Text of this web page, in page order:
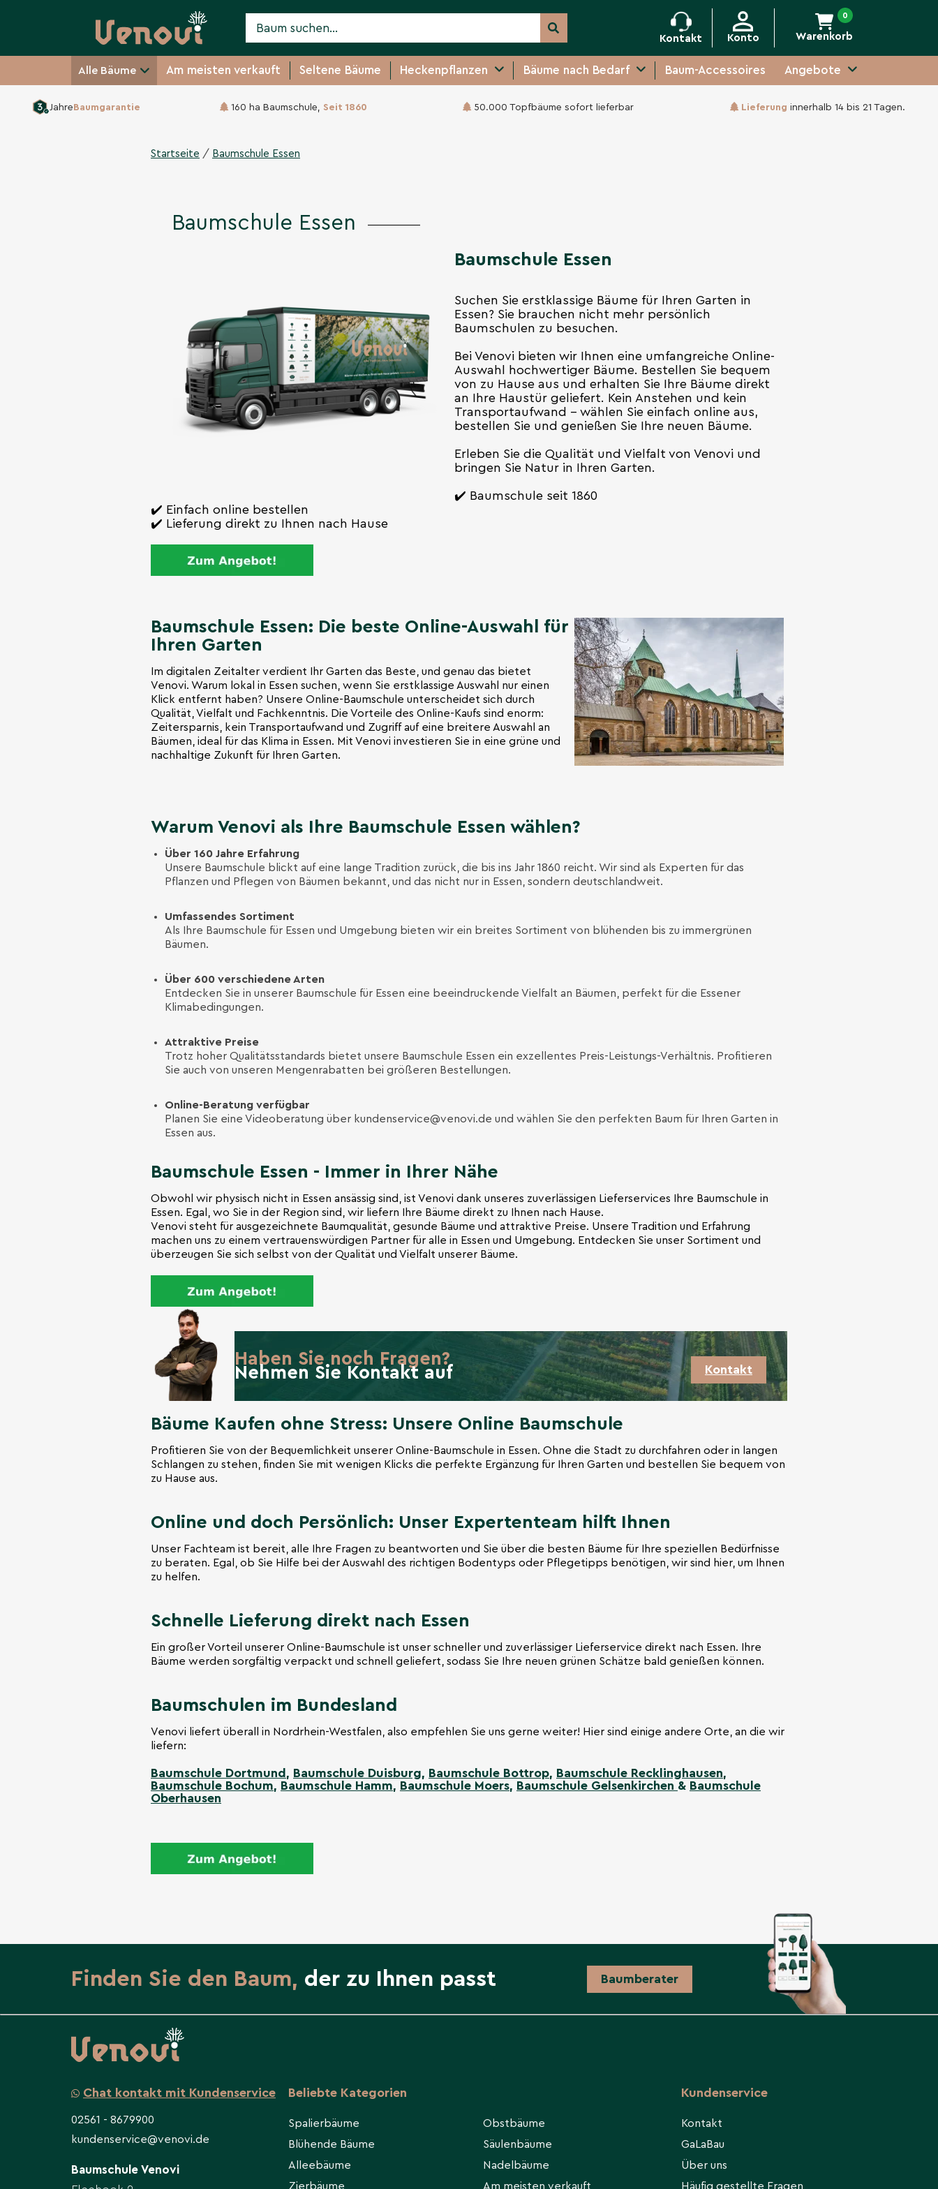
Kontakt Konto Warenkorb
0
Alle Bäume Am meisten verkauft Seltene Bäume Heckenpflanzen Bäume nach Bedarf Baum-Accessoires Angebote
JahreBaumgarantie 160 ha Baumschule, Seit 1860 50.000 Topfbäume sofort lieferbar Lieferung innerhalb 14 bis 21 Tagen.
Startseite / Baumschule Essen
Baumschule Essen
Baumschule Essen
Suchen Sie erstklassige Bäume für Ihren Garten in
Essen? Sie brauchen nicht mehr persönlich
Baumschulen zu besuchen.
Bei Venovi bieten wir Ihnen eine umfangreiche Online-
Auswahl hochwertiger Bäume. Bestellen Sie bequem
von zu Hause aus und erhalten Sie Ihre Bäume direkt
an Ihre Haustür geliefert. Kein Anstehen und kein
Transportaufwand – wählen Sie einfach online aus,
bestellen Sie und genießen Sie Ihre neuen Bäume.
Erleben Sie die Qualität und Vielfalt von Venovi und
bringen Sie Natur in Ihren Garten.
✔️ Baumschule seit 1860
✔️ Einfach online bestellen
✔️ Lieferung direkt zu Ihnen nach Hause
Baumschule Essen: Die beste Online-Auswahl für
Ihren Garten
Im digitalen Zeitalter verdient Ihr Garten das Beste, und genau das bietet
Venovi. Warum lokal in Essen suchen, wenn Sie erstklassige Auswahl nur einen
Klick entfernt haben? Unsere Online-Baumschule unterscheidet sich durch
Qualität, Vielfalt und Fachkenntnis. Die Vorteile des Online-Kaufs sind enorm:
Zeitersparnis, kein Transportaufwand und Zugriff auf eine breitere Auswahl an
Bäumen, ideal für das Klima in Essen. Mit Venovi investieren Sie in eine grüne und
nachhaltige Zukunft für Ihren Garten.
Warum Venovi als Ihre Baumschule Essen wählen?
Über 160 Jahre Erfahrung
Unsere Baumschule blickt auf eine lange Tradition zurück, die bis ins Jahr 1860 reicht. Wir sind als Experten für das
Pflanzen und Pflegen von Bäumen bekannt, und das nicht nur in Essen, sondern deutschlandweit.
Umfassendes Sortiment
Als Ihre Baumschule für Essen und Umgebung bieten wir ein breites Sortiment von blühenden bis zu immergrünen
Bäumen.
Über 600 verschiedene Arten
Entdecken Sie in unserer Baumschule für Essen eine beeindruckende Vielfalt an Bäumen, perfekt für die Essener
Klimabedingungen.
Attraktive Preise
Trotz hoher Qualitätsstandards bietet unsere Baumschule Essen ein exzellentes Preis-Leistungs-Verhältnis. Profitieren
Sie auch von unseren Mengenrabatten bei größeren Bestellungen.
Online-Beratung verfügbar
Planen Sie eine Videoberatung über kundenservice@venovi.de und wählen Sie den perfekten Baum für Ihren Garten in
Essen aus.
Baumschule Essen - Immer in Ihrer Nähe
Obwohl wir physisch nicht in Essen ansässig sind, ist Venovi dank unseres zuverlässigen Lieferservices Ihre Baumschule in
Essen. Egal, wo Sie in der Region sind, wir liefern Ihre Bäume direkt zu Ihnen nach Hause.
Venovi steht für ausgezeichnete Baumqualität, gesunde Bäume und attraktive Preise. Unsere Tradition und Erfahrung
machen uns zu einem vertrauenswürdigen Partner für alle in Essen und Umgebung. Entdecken Sie unser Sortiment und
überzeugen Sie sich selbst von der Qualität und Vielfalt unserer Bäume.
Haben Sie noch Fragen?
Nehmen Sie Kontakt auf Kontakt
Bäume Kaufen ohne Stress: Unsere Online Baumschule
Profitieren Sie von der Bequemlichkeit unserer Online-Baumschule in Essen. Ohne die Stadt zu durchfahren oder in langen
Schlangen zu stehen, finden Sie mit wenigen Klicks die perfekte Ergänzung für Ihren Garten und bestellen Sie bequem von
zu Hause aus.
Online und doch Persönlich: Unser Expertenteam hilft Ihnen
Unser Fachteam ist bereit, alle Ihre Fragen zu beantworten und Sie über die besten Bäume für Ihre speziellen Bedürfnisse
zu beraten. Egal, ob Sie Hilfe bei der Auswahl des richtigen Bodentyps oder Pflegetipps benötigen, wir sind hier, um Ihnen
zu helfen.
Schnelle Lieferung direkt nach Essen
Ein großer Vorteil unserer Online-Baumschule ist unser schneller und zuverlässiger Lieferservice direkt nach Essen. Ihre
Bäume werden sorgfältig verpackt und schnell geliefert, sodass Sie Ihre neuen grünen Schätze bald genießen können.
Baumschulen im Bundesland
Venovi liefert überall in Nordrhein-Westfalen, also empfehlen Sie uns gerne weiter! Hier sind einige andere Orte, an die wir
liefern:
Baumschule Dortmund , Baumschule Duisburg, Baumschule Bottrop, Baumschule Recklinghausen,
Baumschule Bochum, Baumschule Hamm, Baumschule Moers, Baumschule Gelsenkirchen & Baumschule
Oberhausen
Finden Sie den Baum, der zu Ihnen passt Baumberater
Chat kontakt mit Kundenservice
02561 - 8679900
kundenservice@venovi.de
Baumschule Venovi
Beliebte Kategorien
Spalierbäume
Blühende Bäume
Alleebäume
Zierbäume
Obstbäume
Säulenbäume
Nadelbäume
Am meisten verkauft
Kundenservice
Kontakt
GaLaBau
Über uns
Häufig gestellte Fragen